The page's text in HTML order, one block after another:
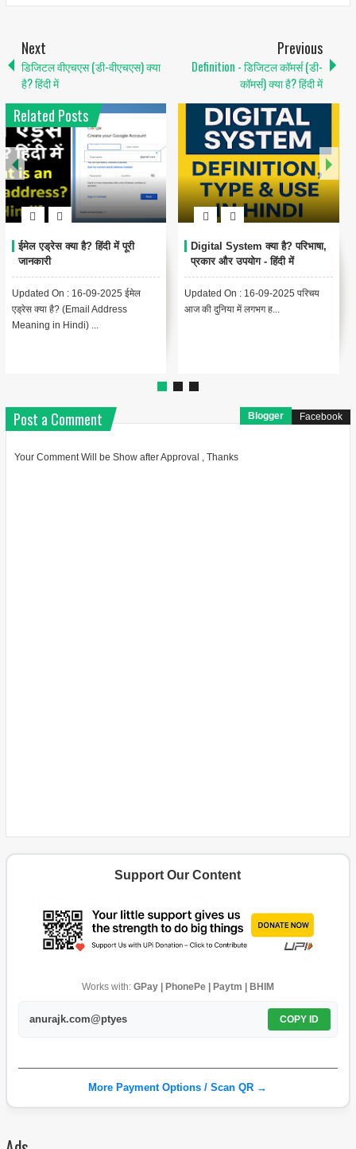
Next
डिजिटल वीएचएस (डी-वीएचएस) क्या
है? हिंदी में
Previous
Definition - डिजिटल कॉमर्स (डी-
कॉमर्स) क्या है? हिंदी में
Related Posts
ईमेल एड्रेस क्या है? हिंदी में पूरी
जानकारी
Updated On : 16-09-2025 ईमेल
एड्रेस क्या है? (Email Address
Meaning in Hindi) ...
Digital System क्या है? परिभाषा,
प्रकार और उपयोग - हिंदी में
Updated On : 16-09-2025 परिचय
आज की दुनिया में लगभग ह...
Post a Comment Blogger Facebook
Your Comment Will be Show after Approval , Thanks
Support Our Content
Works with: GPay | PhonePe | Paytm | BHIM
anurajk.com@ptyes COPY ID
More Payment Options / Scan QR →